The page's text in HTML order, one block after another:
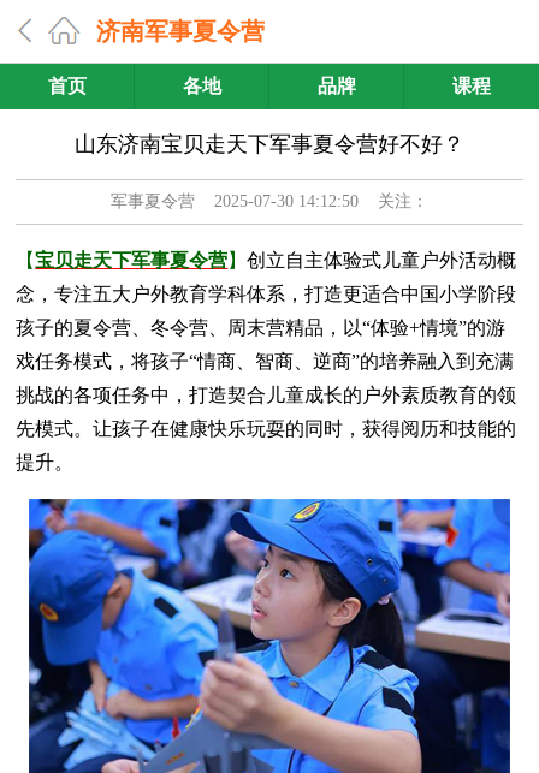
济南军事夏令营
首页 各地 品牌 课程
山东济南宝贝走天下军事夏令营好不好？
军事夏令营2025-07-30 14:12:50 关注：
【宝贝走天下军事夏令营】创立自主体验式儿童户外活动概
念，专注五大户外教育学科体系，打造更适合中国小学阶段
孩子的夏令营、冬令营、周末营精品，以“体验+情境”的游
戏任务模式，将孩子“情商、智商、逆商”的培养融入到充满
挑战的各项任务中，打造契合儿童成长的户外素质教育的领
先模式。让孩子在健康快乐玩耍的同时，获得阅历和技能的
提升。